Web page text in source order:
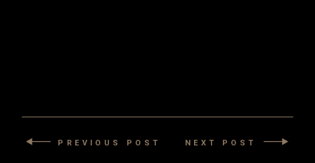
PREVIOUS POST NEXT POST